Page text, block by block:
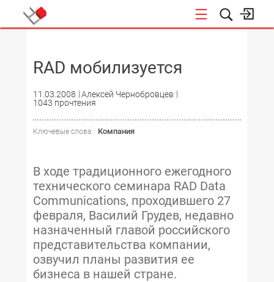
RAD мобилизуется
11.03.2008
Алексей Чернобровцев
1043 прочтения
Ключевые слова : Компания
В ходе традиционного ежегодного
технического семинара RAD Data
Communications, проходившего 27
февраля, Василий Грудев, недавно
назначенный главой российского
представительства компании,
озвучил планы развития ее
бизнеса в нашей стране.